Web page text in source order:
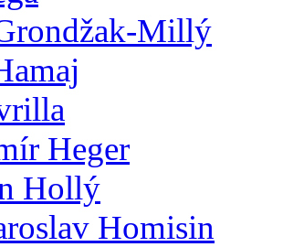
Millý
Heger
Hollý
Homisin